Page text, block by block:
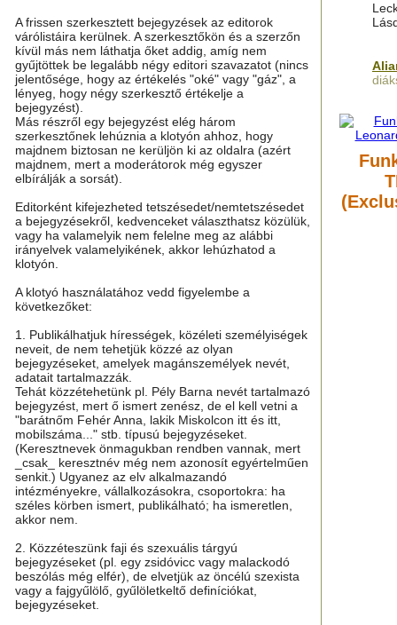
A frissen szerkesztett bejegyzések az editorok
várólistáira kerülnek. A szerkesztőkön és a szerzőn
kívül más nem láthatja őket addig, amíg nem
gyűjtöttek be legalább négy editori szavazatot (nincs
jelentősége, hogy az értékelés "oké" vagy "gáz", a
lényeg, hogy négy szerkesztő értékelje a
bejegyzést).
Más részről egy bejegyzést elég három
szerkesztőnek lehúznia a klotyón ahhoz, hogy
majdnem biztosan ne kerüljön ki az oldalra (azért
majdnem, mert a moderátorok még egyszer
elbírálják a sorsát).
Editorként kifejezheted tetszésedet/nemtetszésedet
a bejegyzésekről, kedvenceket választhatsz közülük,
vagy ha valamelyik nem felelne meg az alábbi
irányelvek valamelyikének, akkor lehúzhatod a
klotyón.
A klotyó használatához vedd figyelembe a
következőket:
1. Publikálhatjuk hírességek, közéleti személyiségek
neveit, de nem tehetjük közzé az olyan
bejegyzéseket, amelyek magánszemélyek nevét,
adatait tartalmazzák.
Tehát közzétehetünk pl. Pély Barna nevét tartalmazó
bejegyzést, mert ő ismert zenész, de el kell vetni a
"barátnőm Fehér Anna, lakik Miskolcon itt és itt,
mobilszáma..." stb. típusú bejegyzéseket.
(Keresztnevek önmagukban rendben vannak, mert
_csak_ keresztnév még nem azonosít egyértelműen
senkit.) Ugyanez az elv alkalmazandó
intézményekre, vállalkozásokra, csoportokra: ha
széles körben ismert, publikálható; ha ismeretlen,
akkor nem.
2. Közzéteszünk faji és szexuális tárgyú
bejegyzéseket (pl. egy zsidóvicc vagy malackodó
beszólás még elfér), de elvetjük az öncélú szexista
vagy a fajgyűlölő, gyűlöletkeltő definíciókat,
bejegyzéseket.